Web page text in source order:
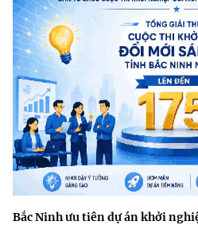
Bắc Ninh ưu tiên dự án khởi